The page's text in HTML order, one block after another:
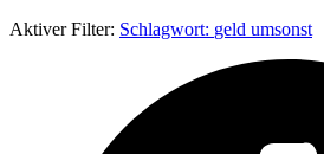
Aktiver Filter: Schlagwort: geld umsonst